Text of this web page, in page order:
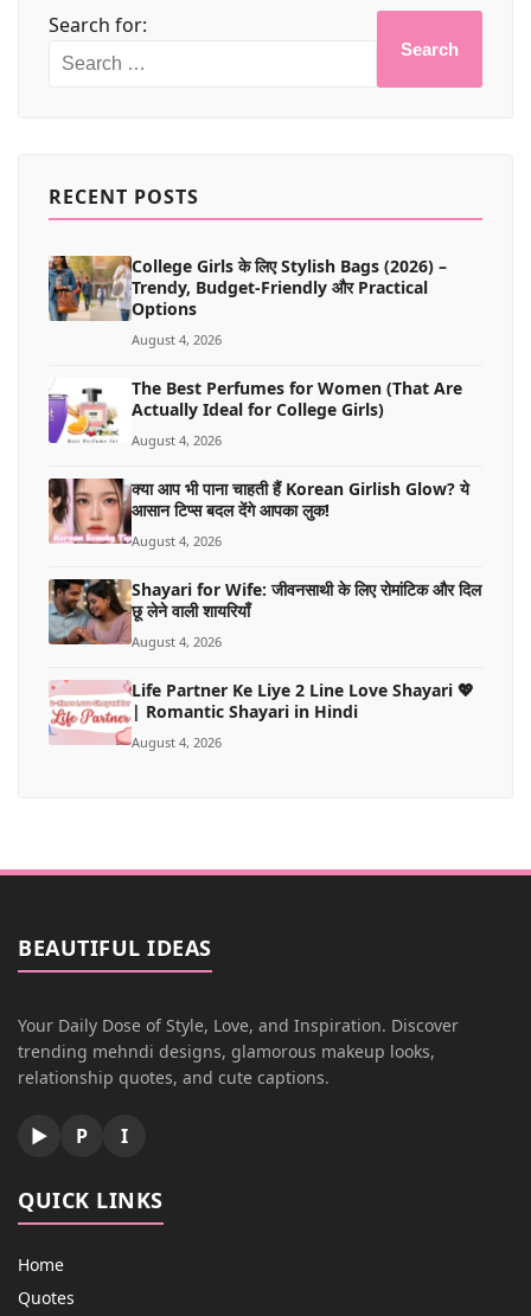
Search for:
Search
RECENT POSTS
College Girls के लिए Stylish Bags (2026) –
Trendy, Budget-Friendly और Practical
Options
August 4, 2026
The Best Perfumes for Women (That Are
Actually Ideal for College Girls)
August 4, 2026
क्या आप भी पाना चाहती हैं Korean Girlish Glow? ये
आसान टिप्स बदल देंगे आपका लुक!
August 4, 2026
Shayari for Wife: जीवनसाथी के लिए रोमांटिक और दिल
छू लेने वाली शायरियाँ
August 4, 2026
Life Partner Ke Liye 2 Line Love Shayari 💖
| Romantic Shayari in Hindi
August 4, 2026
BEAUTIFUL IDEAS
Your Daily Dose of Style, Love, and Inspiration. Discover
trending mehndi designs, glamorous makeup looks,
relationship quotes, and cute captions.
▶ P I
QUICK LINKS
Home
Quotes